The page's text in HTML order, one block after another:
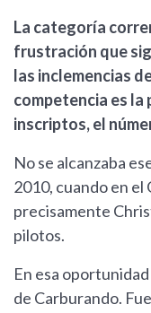
La categoría
frustración que
las inclemencias
competencia es la
inscriptos, el
No se alcanzaba
2010, cuando en el
precisamente
pilotos.
En esa
de Carburando.